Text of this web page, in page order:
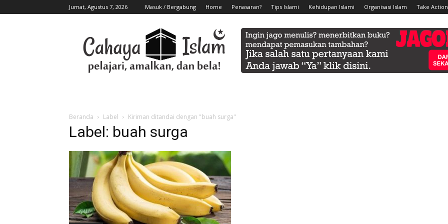
Jumat, Agustus 7, 2026 Masuk / Bergabung Home Penasaran? Tips Islami Kehidupan Islami Organisasi Islam Take
Beranda Label Kiriman ditandai dengan "buah surga"
Label: buah surga